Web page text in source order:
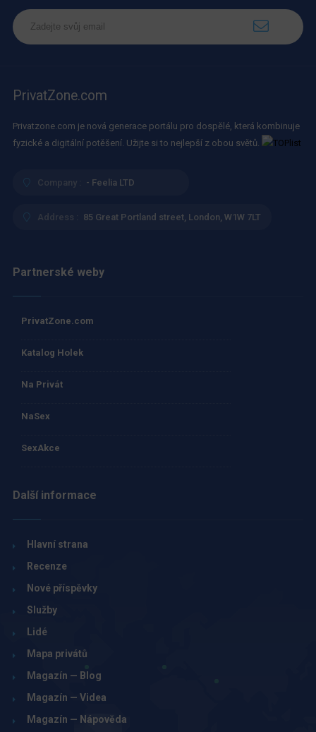
PrivatZone.com
Privatzone.com je nová generace portálu pro dospělé, která kombinuje
fyzické a digitální potěšení. Užijte si to nejlepší z obou světů.
Company : - Feelia LTD
Address : 85 Great Portland street, London, W1W 7LT
Partnerské weby
PrivatZone.com
Katalog Holek
Na Privát
NaSex
SexAkce
Další informace
Hlavní strana
Recenze
Nové příspěvky
Služby
Lidé
Mapa privátů
Magazín — Blog
Magazín — Videa
Magazín — Nápověda